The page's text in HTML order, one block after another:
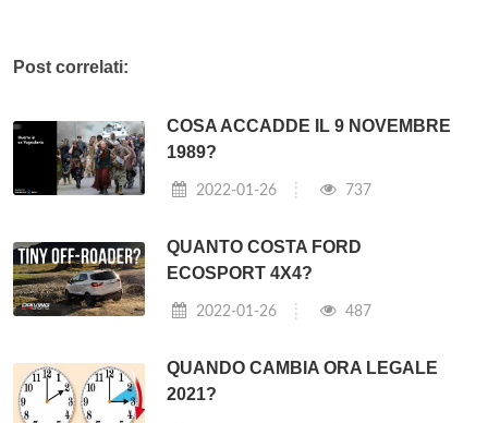
Post correlati:
COSA ACCADDE IL 9 NOVEMBRE
1989?
2022-01-26 737
QUANTO COSTA FORD
ECOSPORT 4X4?
2022-01-26 487
QUANDO CAMBIA ORA LEGALE
2021?